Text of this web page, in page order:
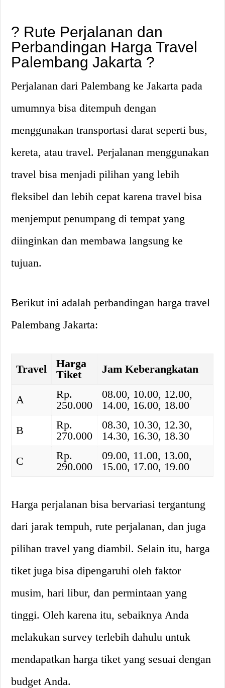
?️ Rute Perjalanan dan
Perbandingan Harga Travel
Palembang Jakarta ?
Perjalanan dari Palembang ke Jakarta pada
umumnya bisa ditempuh dengan
menggunakan transportasi darat seperti bus,
kereta, atau travel. Perjalanan menggunakan
travel bisa menjadi pilihan yang lebih
fleksibel dan lebih cepat karena travel bisa
menjemput penumpang di tempat yang
diinginkan dan membawa langsung ke
tujuan.
Berikut ini adalah perbandingan harga travel
Palembang Jakarta:
Travel
Harga
Tiket
Jam Keberangkatan
A
Rp.
250.000
08.00, 10.00, 12.00,
14.00, 16.00, 18.00
B
Rp.
270.000
08.30, 10.30, 12.30,
14.30, 16.30, 18.30
C
Rp.
290.000
09.00, 11.00, 13.00,
15.00, 17.00, 19.00
Harga perjalanan bisa bervariasi tergantung
dari jarak tempuh, rute perjalanan, dan juga
pilihan travel yang diambil. Selain itu, harga
tiket juga bisa dipengaruhi oleh faktor
musim, hari libur, dan permintaan yang
tinggi. Oleh karena itu, sebaiknya Anda
melakukan survey terlebih dahulu untuk
mendapatkan harga tiket yang sesuai dengan
budget Anda.